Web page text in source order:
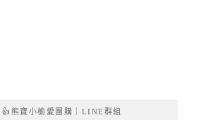
👍熊寶小榆愛團購｜LINE群組